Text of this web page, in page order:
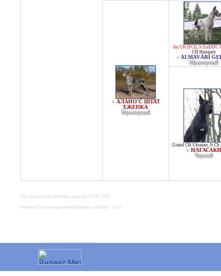
♀ АЛАНО'С ШТАТ
ЕЖЕНКА
Мраморный
Int.CH (FCI), Jr EuDDC
CH Hungary
♂ ALMAVÁRI
Мраморный
Grand CH Ukraine, Jr Ch
♀ НАГАСАКИ
Черный
Последнее обновление данных 16.06.2025
Количество посещений страницы собаки - 1373